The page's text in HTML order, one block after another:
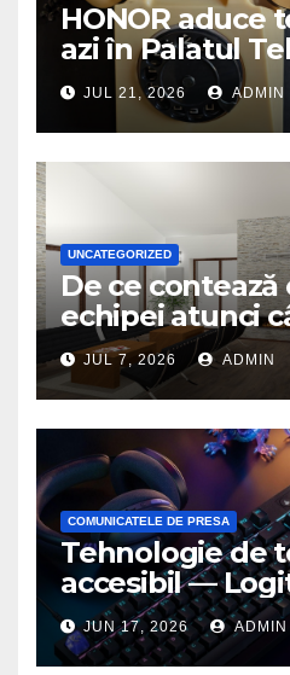
HONOR aduce
azi în Palatul
JUL 21, 2026 ADMIN
UNCATEGORIZED
De ce
echipei atunci
birou de
JUL 7, 2026 ADMIN
COMUNICATELE DE PRESA
Tehnologie de
accesibil —
seria G3 cu un
o nouă
JUN 17, 2026 ADMIN